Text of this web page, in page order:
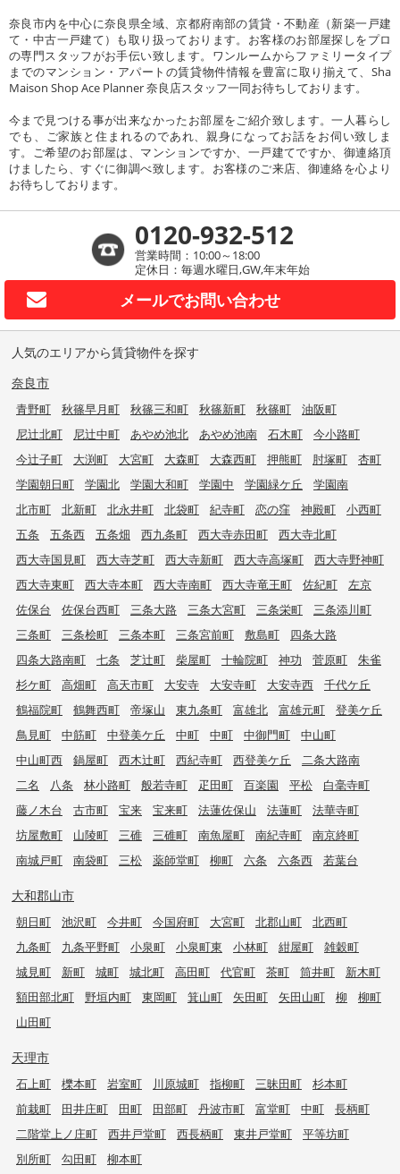
奈良市内を中心に奈良県全域、京都府南部の賃貸・不動産（新築一戸建
て・中古一戸建て）も取り扱っております。お客様のお部屋探しをプロ
の専門スタッフがお手伝い致します。ワンルームからファミリータイプ
までのマンション・アパートの賃貸物件情報を豊富に取り揃えて、Sha
Maison Shop Ace Planner 奈良店スタッフ一同お待ちしております。
今まで見つける事が出来なかったお部屋をご紹介致します。一人暮らし
でも、ご家族と住まれるのであれ、親身になってお話をお伺い致しま
す。ご希望のお部屋は、マンションですか、一戸建てですか、御連絡頂
けましたら、すぐに御調べ致します。お客様のご来店、御連絡を心より
お待ちしております。
0120-932-512
営業時間：10:00～18:00
定休日：毎週水曜日,GW,年末年始
メールでお問い合わせ
人気のエリアから賃貸物件を探す
奈良市
青野町 秋篠早月町 秋篠三和町 秋篠新町 秋篠町
油阪町
尼辻北町
尼辻中町 あやめ池北 あやめ池南 石木町
今小路町
今辻子町
大渕町 大宮町 大森町 大森西町 押熊町 肘塚町
杏町
学園朝日町
学園北 学園大和町 学園中 学園緑ケ丘
学園南
北市町
北新町 北永井町 北袋町 紀寺町 恋の窪 神殿町
小西町
五条
五条西 五条畑 西九条町 西大寺赤田町
西大寺北町
西大寺国見町
西大寺芝町 西大寺新町 西大寺高塚町
西大寺野神町
西大寺東町
西大寺本町 西大寺南町 西大寺竜王町 佐紀町
左京
佐保台
佐保台西町 三条大路 三条大宮町 三条栄町
三条添川町
三条町
三条桧町 三条本町 三条宮前町 敷島町
四条大路
四条大路南町
七条 芝辻町 柴屋町 十輪院町 神功 菅原町
朱雀
杉ケ町
高畑町 高天市町 大安寺 大安寺町 大安寺西
千代ケ丘
鶴福院町
鶴舞西町 帝塚山 東九条町 富雄北 富雄元町
登美ケ丘
鳥見町
中筋町 中登美ケ丘 中町 中町 中御門町
中山町
中山町西
鍋屋町 西木辻町 西紀寺町 西登美ケ丘
二条大路南
二名
八条 林小路町 般若寺町 疋田町 百楽園 平松
白毫寺町
藤ノ木台
古市町 宝来 宝来町 法蓮佐保山 法蓮町
法華寺町
坊屋敷町
山陵町 三碓 三碓町 南魚屋町 南紀寺町
南京終町
南城戸町
南袋町 三松 薬師堂町 柳町 六条 六条西 若葉台
大和郡山市
朝日町 池沢町 今井町 今国府町 大宮町 北郡山町
北西町
九条町
九条平野町 小泉町 小泉町東 小林町 紺屋町
雑穀町
城見町
新町 城町 城北町 高田町 代官町 茶町 筒井町
新木町
額田部北町
野垣内町 東岡町 箕山町 矢田町 矢田山町 柳
柳町
山田町
天理市
石上町 櫟本町 岩室町 川原城町 指柳町 三昧田町
杉本町
前栽町
田井庄町 田町 田部町 丹波市町 富堂町 中町
長柄町
二階堂上ノ庄町
西井戸堂町 西長柄町 東井戸堂町
平等坊町
別所町
勾田町 柳本町